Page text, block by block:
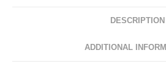
DESCRIPTION
ADDITIONAL